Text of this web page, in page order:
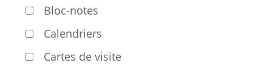
Bloc-notes
Calendriers
Cartes de visite